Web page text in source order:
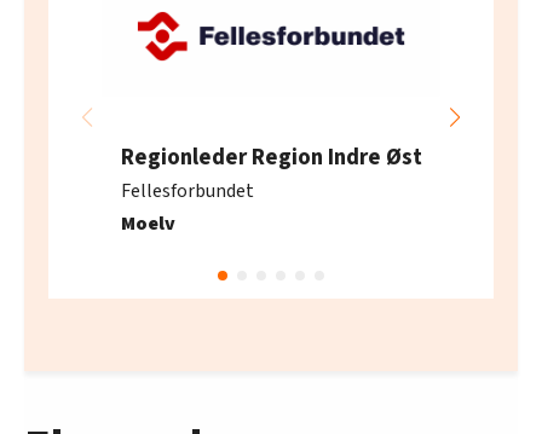
Regionleder Region Indre Øst
Fellesforbundet
Moelv